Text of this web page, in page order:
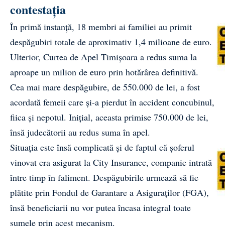
contestația
În primă instanță, 18 membri ai familiei au primit
despăgubiri totale de aproximativ 1,4 milioane de euro.
Ulterior, Curtea de Apel Timișoara a redus suma la
aproape un milion de euro prin hotărârea definitivă.
Cea mai mare despăgubire, de 550.000 de lei, a fost
acordată femeii care și-a pierdut în accident concubinul,
fiica și nepotul. Inițial, aceasta primise 750.000 de lei,
însă judecătorii au redus suma în apel.
Situația este însă complicată și de faptul că șoferul
vinovat era asigurat la City Insurance, companie intrată
între timp în faliment. Despăgubirile urmează să fie
plătite prin Fondul de Garantare a Asiguraților (FGA),
însă beneficiarii nu vor putea încasa integral toate
sumele prin acest mecanism.